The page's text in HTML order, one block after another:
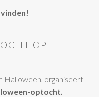
OP
Halloween, organiseert
optocht.